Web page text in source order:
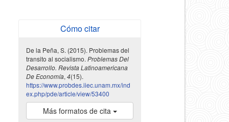
Cómo citar
De la Peña, S. (2015). Problemas del
transito al socialismo. Problemas Del
Desarrollo. Revista Latinoamericana
De Economía, 4(15).
https://www.probdes.iiec.unam.mx/ind
ex.php/pde/article/view/53400
Más formatos de cita